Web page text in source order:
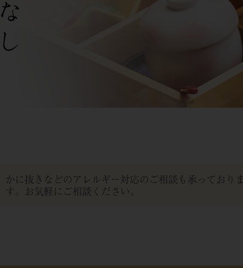
かに抜きなどのアレルギー対応のご相談も承っておりま
す。お気軽にご相談ください。